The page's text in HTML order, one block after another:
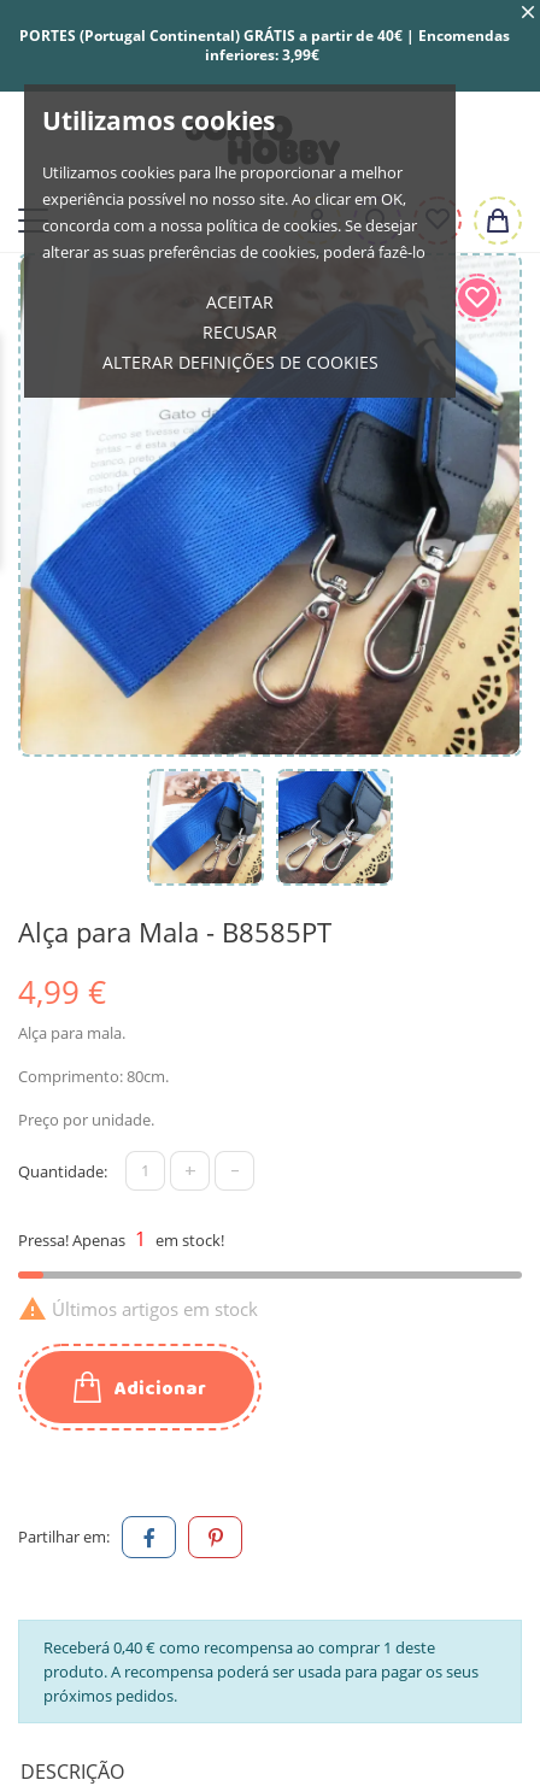
Utilizamos cookies
Utilizamos cookies para lhe proporcionar a melhor
experiência possível no nosso site. Ao clicar em OK,
concorda com a nossa política de cookies. Se desejar
alterar as suas preferências de cookies, poderá fazê-lo
ACEITAR
RECUSAR
ALTERAR DEFINIÇÕES DE COOKIES
PORTES (Portugal Continental) GRÁTIS a partir de 40€ | Encomendas
inferiores: 3,99€
Alça para Mala - B8585PT
4,99 €
Alça para mala.
Comprimento: 80cm.
Preço por unidade.
Quantidade: + -
Pressa! Apenas 1 em stock!
 Últimos artigos em stock
Adicionar
Partilhar em:
Receberá 0,40 € como recompensa ao comprar 1 deste
produto. A recompensa poderá ser usada para pagar os seus
próximos pedidos.
DESCRIÇÃO